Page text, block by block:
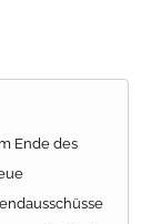
Ende des